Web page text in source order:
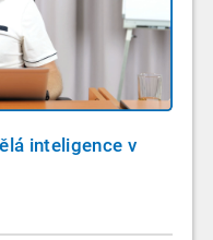
inteligence v